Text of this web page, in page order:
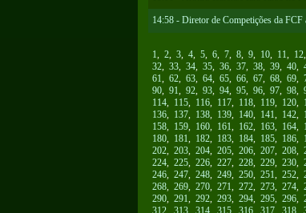
14:58 - Diretor de Competições da FCF
1, 2, 3, 4, 5, 6, 7, 8, 9, 10, 11, 12,
32, 33, 34, 35, 36, 37, 38, 39, 40,
61, 62, 63, 64, 65, 66, 67, 68, 69,
90, 91, 92, 93, 94, 95, 96, 97, 98,
114, 115, 116, 117, 118, 119, 120,
136, 137, 138, 139, 140, 141, 142,
158, 159, 160, 161, 162, 163, 164,
180, 181, 182, 183, 184, 185, 186,
202, 203, 204, 205, 206, 207, 208,
224, 225, 226, 227, 228, 229, 230,
246, 247, 248, 249, 250, 251, 252,
268, 269, 270, 271, 272, 273, 274,
290, 291, 292, 293, 294, 295, 296,
312, 313, 314, 315, 316, 317, 318,